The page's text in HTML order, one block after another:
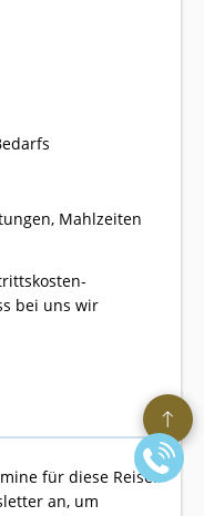
Mahlzeiten
bei uns wir
für diese Reise!
an, um